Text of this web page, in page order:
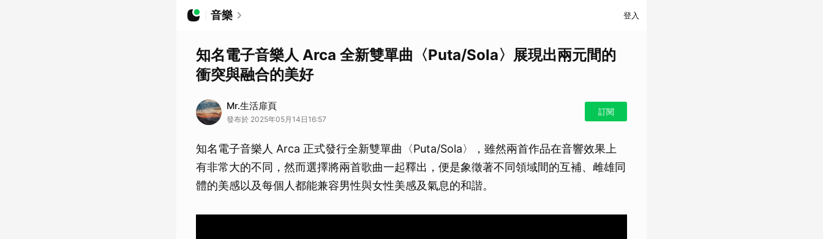
音樂 登入
知名電子音樂人 Arca 全新雙單曲〈Puta/Sola〉展現出兩元間的
衝突與融合的美好
Mr.生活扉頁
發布於 2025年05月14日16:57
訂閱
知名電子音樂人 Arca 正式發行全新雙單曲〈Puta/Sola〉，雖然兩首作品在音響效果上
有非常大的不同，然而選擇將兩首歌曲一起釋出，便是象徵著不同領域間的互補、雌雄同
體的美感以及每個人都能兼容男性與女性美感及氣息的和諧。